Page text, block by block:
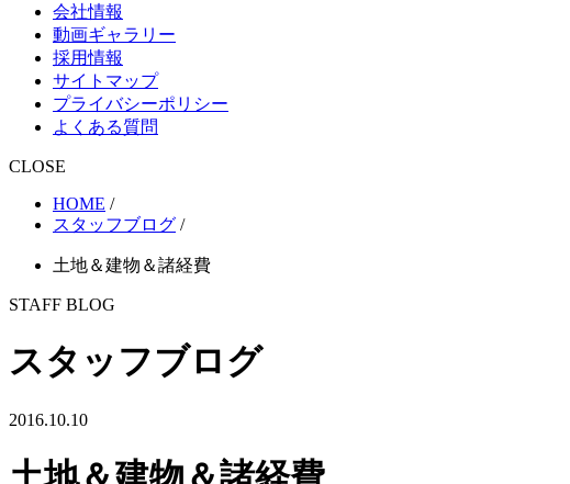
会社情報
動画ギャラリー
採用情報
サイトマップ
プライバシーポリシー
よくある質問
CLOSE
HOME /
スタッフブログ /
土地＆建物＆諸経費
STAFF BLOG
スタッフブログ
2016.10.10